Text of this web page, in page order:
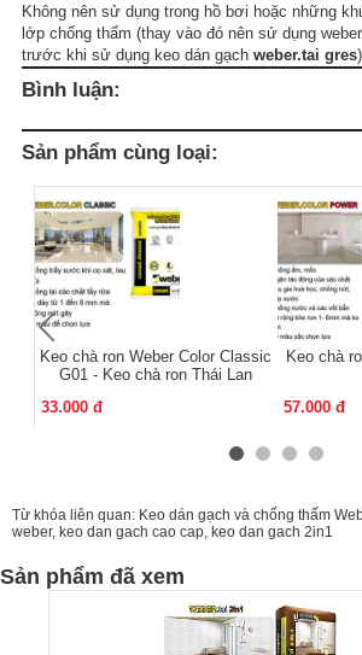
Không nên sử dụng trong hồ bơi hoặc những
lớp chống thấm (thay vào đó nên sử dụng
trước khi sử dụng keo dán gạch weber.tai gres)
Bình luận:
Sản phẩm cùng loại:
Keo chà ron Weber Color Classic
G01 - Keo chà ron Thái Lan
33.000 đ
Keo chà
57.000 đ
Từ khóa liên quan: Keo dán gạch và chống thấm
weber, keo dan gach cao cap keo dan gach 2in1
Sản phẩm đã xem